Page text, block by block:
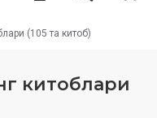
(105 та китоб)
китоблари